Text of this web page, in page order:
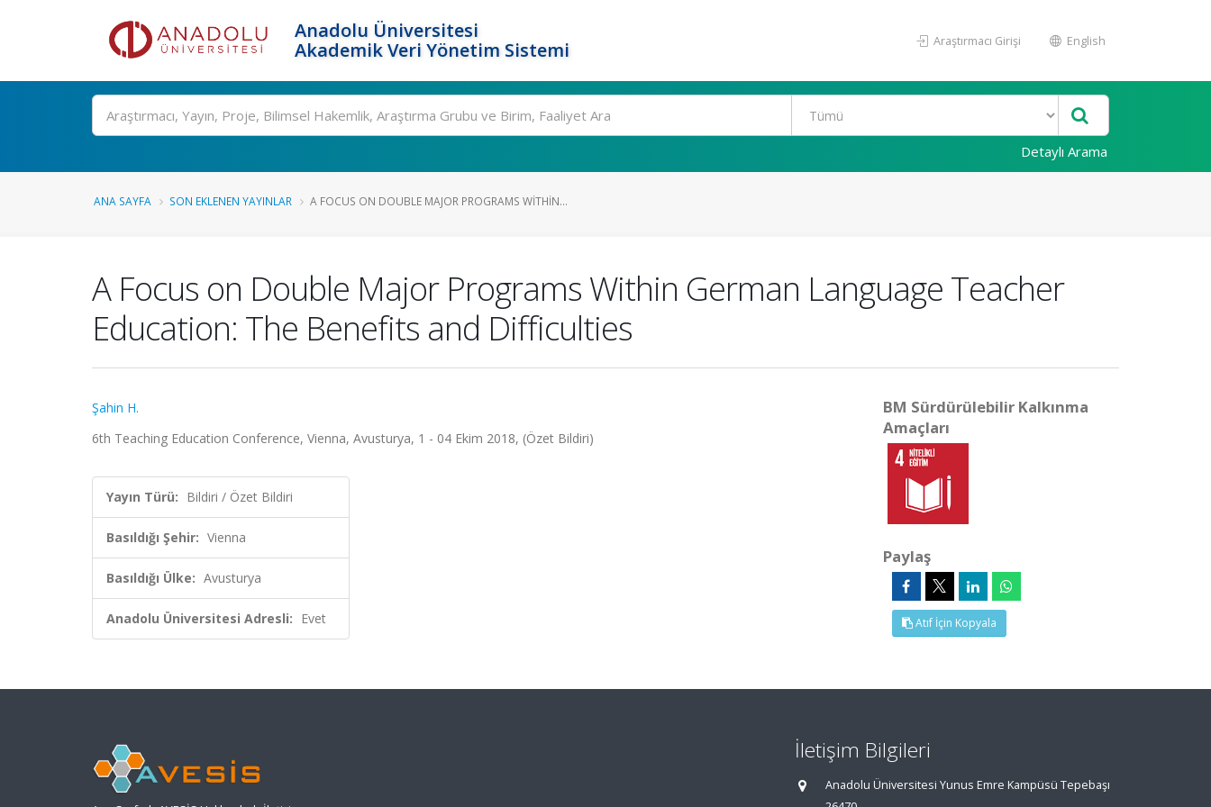
Anadolu Üniversitesi
Akademik Veri Yönetim Sistemi
Araştırmacı Girişi English
Ara
Detaylı Arama
ANA SAYFA SON EKLENEN YAYINLAR A FOCUS ON DOUBLE MAJOR PROGRAMS WITHIN...
A Focus on Double Major Programs Within German Language Teacher
Education: The Benefits and Difficulties
Şahin H.
6th Teaching Education Conference, Vienna, Avusturya, 1 - 04 Ekim 2018, (Özet Bildiri)
Yayın Türü: Bildiri / Özet Bildiri
Basıldığı Şehir: Vienna
Basıldığı Ülke: Avusturya
Anadolu Üniversitesi Adresli: Evet
BM Sürdürülebilir Kalkınma
Amaçları
Paylaş
Atıf İçin Kopyala
İletişim Bilgileri
Anadolu Üniversitesi Yunus Emre Kampüsü Tepebaşı